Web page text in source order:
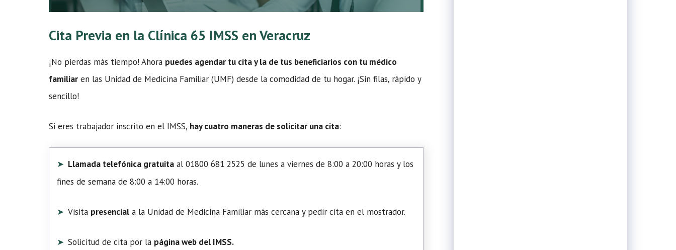
Cita Previa en la Clínica 65 IMSS en Veracruz
¡No pierdas más tiempo! Ahora puedes agendar tu cita y la de tus beneficiarios con tu médico
familiar en las Unidad de Medicina Familiar (UMF) desde la comodidad de tu hogar. ¡Sin filas, rápido y
sencillo!
Si eres trabajador inscrito en el IMSS, hay cuatro maneras de solicitar una cita:
Llamada telefónica gratuita al 01800 681 2525 de lunes a viernes de 8:00 a 20:00 horas y los
fines de semana de 8:00 a 14:00 horas.
Visita presencial a la Unidad de Medicina Familiar más cercana y pedir cita en el mostrador.
Solicitud de cita por la página web del IMSS.